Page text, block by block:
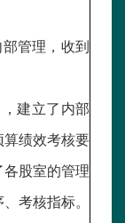
管理，收到
建立了内部
绩效考核要
股室的管理
考核指标。